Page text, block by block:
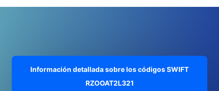
Información detallada sobre los códigos SWIFT
RZOOAT2L321